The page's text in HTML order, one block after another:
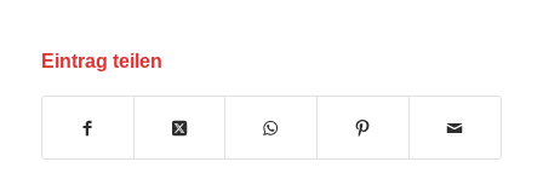
Eintrag teilen